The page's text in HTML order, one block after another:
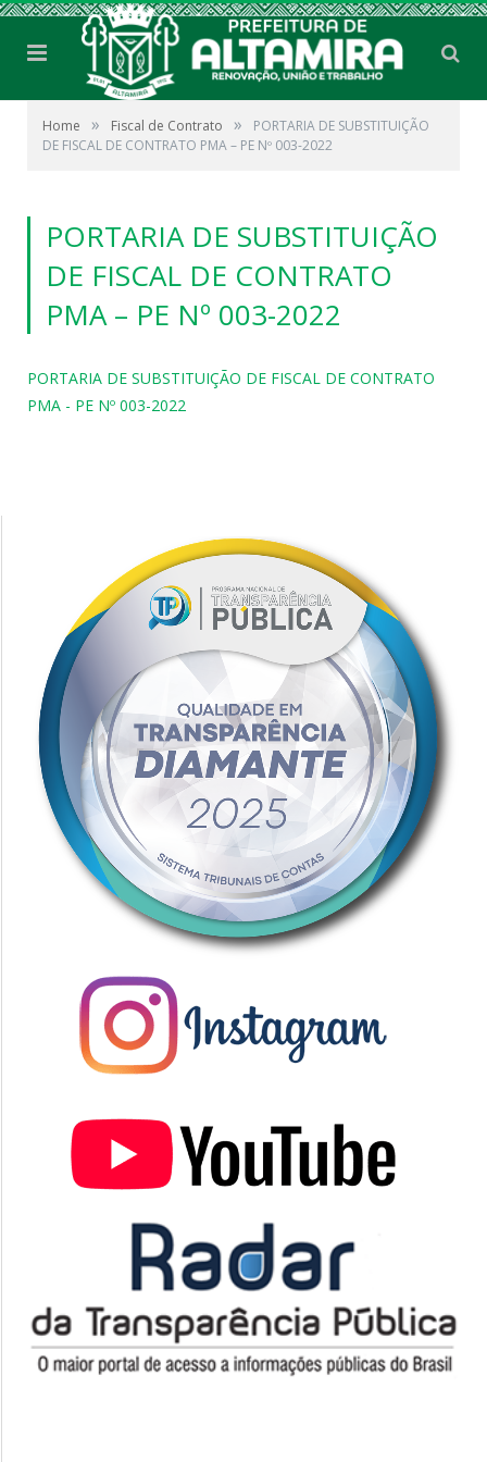
Home » Fiscal de Contrato »
PORTARIA DE SUBSTITUIÇÃO
DE FISCAL DE CONTRATO PMA – PE Nº 003-2022
PORTARIA DE SUBSTITUIÇÃO
DE FISCAL DE CONTRATO
PMA – PE Nº 003-2022
PORTARIA DE SUBSTITUIÇÃO DE FISCAL DE CONTRATO
PMA - PE Nº 003-2022